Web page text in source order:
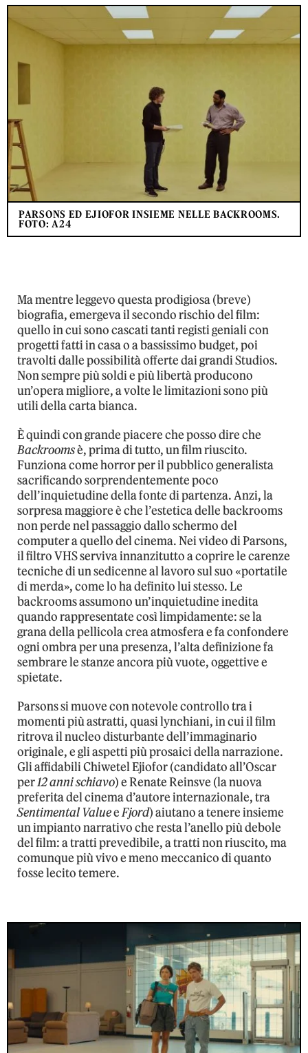
PARSONS ED EJIOFOR INSIEME NELLE BACKROOMS.
FOTO: A24
Ma mentre leggevo questa prodigiosa (breve)
biografia, emergeva il secondo rischio del film:
quello in cui sono cascati tanti registi geniali con
progetti fatti in casa o a bassissimo budget, poi
travolti dalle possibilità offerte dai grandi Studios.
Non sempre più soldi e più libertà producono
un’opera migliore, a volte le limitazioni sono più
utili della carta bianca.
È quindi con grande piacere che posso dire che
Backroomsè, prima di tutto, un film riuscito.
Funziona come horror per il pubblico generalista
sacrificando sorprendentemente poco
dell’inquietudine della fonte di partenza. Anzi, la
sorpresa maggiore è che l’estetica delle backrooms
non perde nel passaggio dallo schermo del
computer a quello del cinema. Nei video di Parsons,
il filtro VHS serviva innanzitutto a coprire le carenze
tecniche di un sedicenne al lavoro sul suo «portatile
di merda», come lo ha definito lui stesso. Le
backrooms assumono un’inquietudine inedita
quando rappresentate così limpidamente: se la
grana della pellicola crea atmosfera e fa confondere
ogni ombra per una presenza, l’alta definizione fa
sembrare le stanze ancora più vuote, oggettive e
spietate.
Parsons si muove con notevole controllo tra i
momenti più astratti, quasi lynchiani, in cui il film
ritrova il nucleo disturbante dell’immaginario
originale, e gli aspetti più prosaici della narrazione.
Gli affidabili Chiwetel Ejiofor (candidato all’Oscar
per12 anni schiavo) e Renate Reinsve (la nuova
preferita del cinema d’autore internazionale, tra
Sentimental ValueeFjord) aiutano a tenere insieme
un impianto narrativo che resta l’anello più debole
del film: a tratti prevedibile, a tratti non riuscito, ma
comunque più vivo e meno meccanico di quanto
fosse lecito temere.